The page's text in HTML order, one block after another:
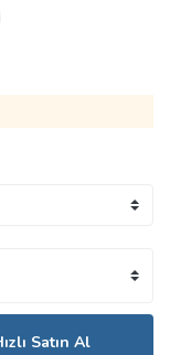
Satın Al